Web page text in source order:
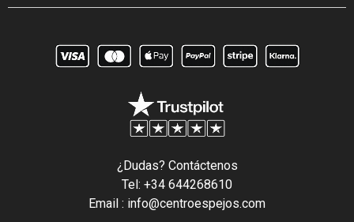
¿Dudas? Contáctenos
Tel: +34 644268610
Email : info@centroespejos.com